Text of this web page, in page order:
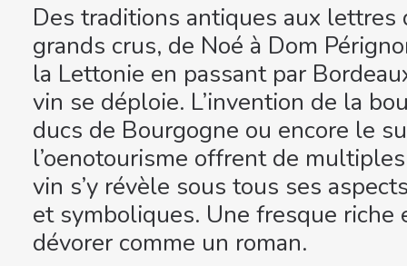
Des traditions antiques aux
grands crus, de Noé à Dom
la Lettonie en passant par
vin se déploie. L’invention de la
ducs de Bourgogne ou encore le
l’oenotourisme offrent de
vin s’y révèle sous tous ses
et symboliques. Une fresque riche
dévorer comme un roman.